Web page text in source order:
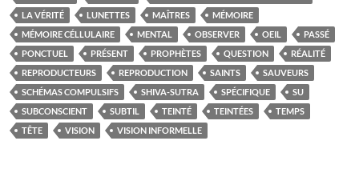
LA VÉRITÉ
LUNETTES MAÎTRES
MÉMOIRE
MÉMOIRE CÉLLULAIRE
MENTAL OBSERVER OEIL
PASSÉ
PONCTUEL
PRÉSENT PROPHÈTES QUESTION
RÉALITÉ
REPRODUCTEURS
REPRODUCTION SAINTS
SAUVEURS
SCHÉMAS COMPULSIFS
SHIVA-SUTRA SPÉCIFIQUE
SU
SUBCONSCIENT
SUBTIL TEINTÉ TEINTÉES
TEMPS
TÊTE
VISION VISION INFORMELLE